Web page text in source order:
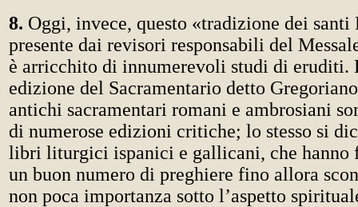
8. Oggi, invece, questo «tradizione dei santi
presente dai revisori responsabili del
è arricchito di innumerevoli studi di eruditi.
edizione del Sacramentario detto
antichi sacramentari romani e ambrosiani
di numerose edizioni critiche; lo stesso si
libri liturgici ispanici e gallicani, che hanno
un buon numero di preghiere fino allora
non poca importanza sotto l’aspetto